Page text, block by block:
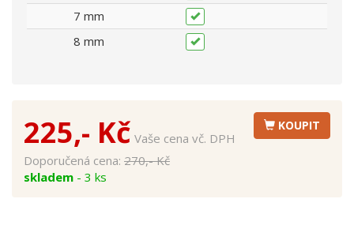
7 mm
8 mm
KOUPIT
225,- Kč Vaše cena vč. DPH
Doporučená cena: 270,- Kč
skladem - 3 ks